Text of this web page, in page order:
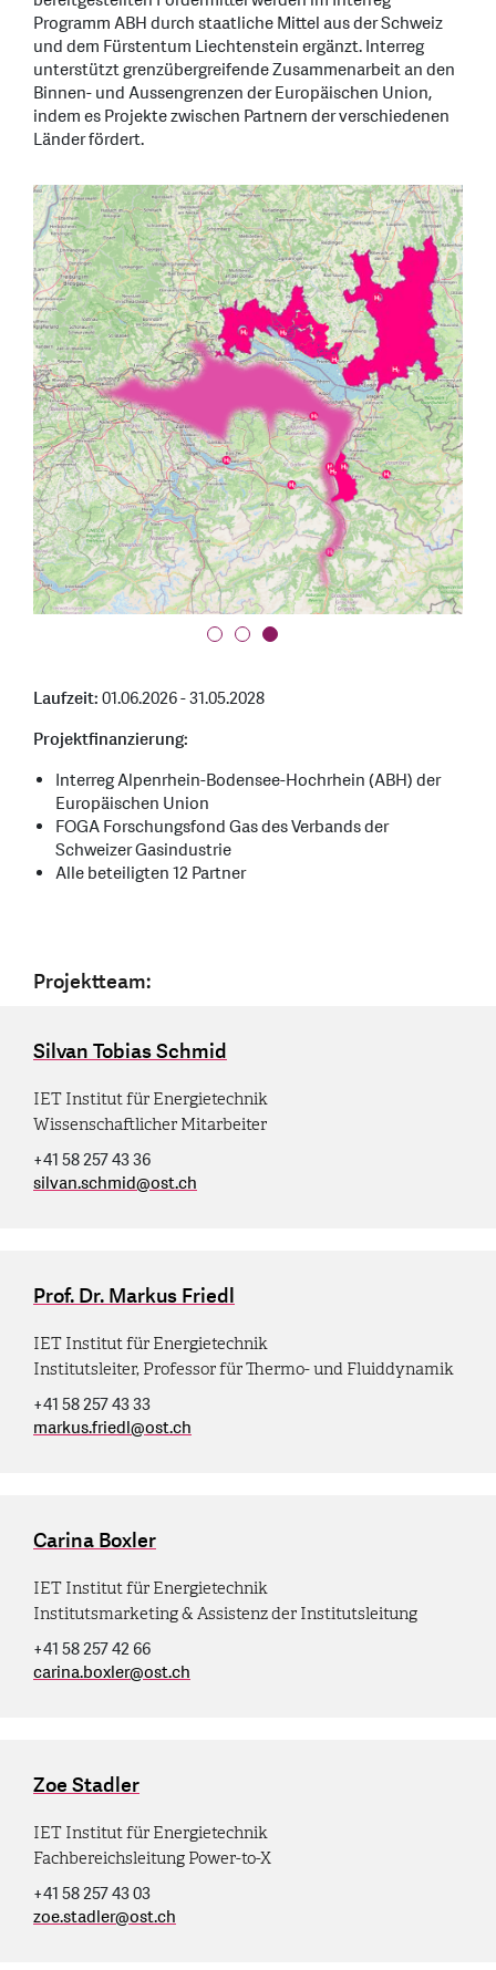
Programm ABH durch staatliche Mittel aus der Schweiz
und dem Fürstentum Liechtenstein ergänzt. Interreg
unterstützt grenzübergreifende Zusammenarbeit an den
Binnen- und Aussengrenzen der Europäischen Union,
indem es Projekte zwischen Partnern der verschiedenen
Länder fördert.
Foto des Konsortiums vom H2-Lab beim Kick-Off. Als Gäste
mit dabei (in der vordersten Reihe rechts): Dr. Adi Gross,
Vertreter der Vorarlberger Landesverwaltung, Hubert
Büchel, Regierungsrat des Fürstentums Liechtenstein und
Marc Mächler, Regierungsrat des Kantons St.Gallen.
Laufzeit:01.06.2026 - 31.05.2028
Projektfinanzierung:
Interreg Alpenrhein-Bodensee-Hochrhein (ABH) der
Europäischen Union
FOGA Forschungsfond Gas des Verbands der
Schweizer Gasindustrie
Alle beteiligten 12 Partner
Projektteam:
Silvan Tobias Schmid
IET Institut für Energietechnik
Wissenschaftlicher Mitarbeiter
+41 58 257 43 36
silvan.schmid@ost.ch
Prof. Dr. Markus Friedl
IET Institut für Energietechnik
Institutsleiter, Professor für Thermo- und Fluiddynamik
+41 58 257 43 33
markus.friedl@ost.ch
Carina Boxler
IET Institut für Energietechnik
Institutsmarketing & Assistenz der Institutsleitung
+41 58 257 42 66
carina.boxler@ost.ch
Zoe Stadler
IET Institut für Energietechnik
Fachbereichsleitung Power-to-X
+41 58 257 43 03
zoe.stadler@ost.ch